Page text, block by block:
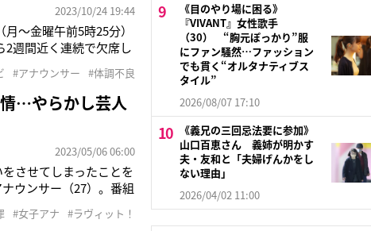
2023/10/24 19:44
～金曜午前5時25分）
2週間近く連続で欠席し
に向かっているそうな
#アナウンサー #体調不良
…やらかし芸人
2023/05/06 06:00
させてしまったことを
ウンサー（27）。番組
販売されている唐揚げ
#女子アナ #ラヴィット！
《目のやり場に困る》
『VIVANT』女性歌手
（30） “胸元ぽっかり”服
にファン騒然…ファッション
でも貫く“オルタナティブス
タイル”
2026/08/07 17:10
《義兄の三回忌法要に参加》
山口百恵さん 義姉が明かす
夫・友和と「夫婦げんかをし
ない理由」
2026/04/02 11:00